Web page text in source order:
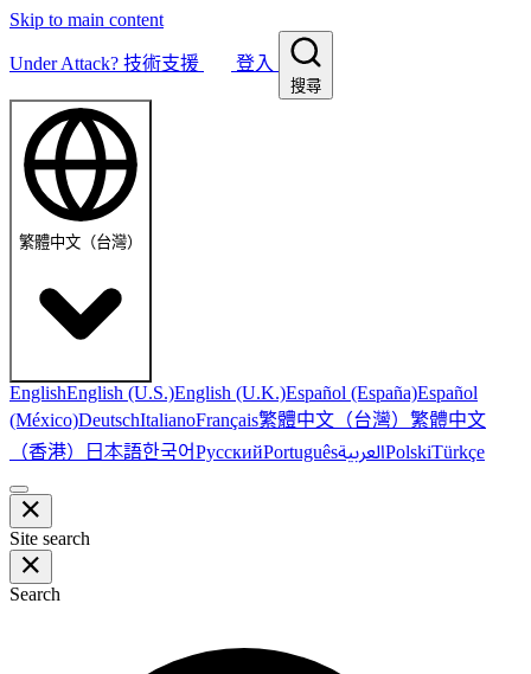
Skip to main content
Under Attack? 技術支援 登入
搜尋
繁體中文（台灣）
EnglishEnglish (U.S.)English (U.K.)Español (España)Español
(México)DeutschItalianoFrançais繁體中文（台灣） 繁體中文
（香港） 日本語한국어РусскийPortuguêsالعربيةPolskiTürkçe
Site search
Search